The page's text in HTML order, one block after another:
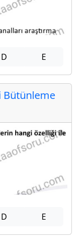
D E
Bütünleme
D E